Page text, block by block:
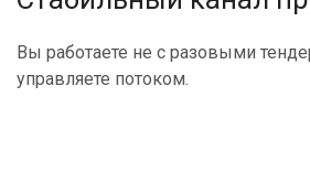
Вы работаете не с разовыми
управляете потоком.